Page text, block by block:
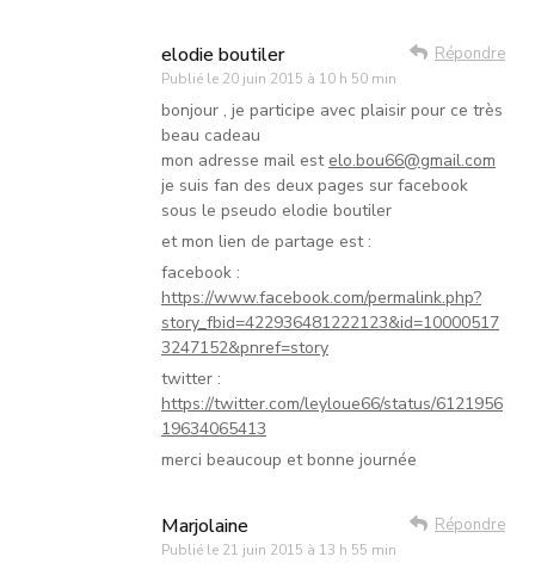
elodie boutiler
Publié le 20 juin 2015 à 10 h 50 min
Répondre
bonjour , je participe avec plaisir pour ce très
beau cadeau
mon adresse mail est elo.bou66@gmail.com
je suis fan des deux pages sur facebook
sous le pseudo elodie boutiler
et mon lien de partage est :
facebook :
https://www.facebook.com/permalink.php?
story_fbid=422936481222123&id=10000517
3247152&pnref=story
twitter :
https://twitter.com/leyloue66/status/6121956
19634065413
merci beaucoup et bonne journée
Marjolaine
Publié le 21 juin 2015 à 13 h 55 min
Répondre